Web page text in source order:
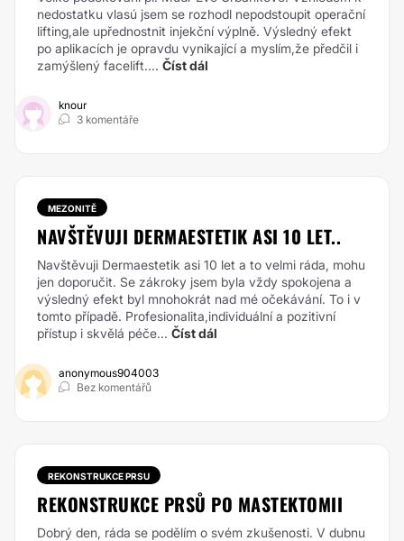
nedostatku vlasú jsem se rozhodl nepodstoupit operační
lifting,ale upřednostnit injekční výplně. Výsledný efekt
po aplikacích je opravdu vynikající a myslím,že předčil i
zamýšlený facelift.... Číst dál
knour
3 komentáře
MEZONITĚ
NAVŠTĚVUJI DERMAESTETIK ASI 10 LET..
Navštěvuji Dermaestetik asi 10 let a to velmi ráda, mohu
jen doporučit. Se zákroky jsem byla vždy spokojena a
výsledný efekt byl mnohokrát nad mé očekávání. To i v
tomto případě. Profesionalita,individuální a pozitivní
přístup i skvělá péče... Číst dál
anonymous904003
Bez komentářů
REKONSTRUKCE PRSU
REKONSTRUKCE PRSŮ PO MASTEKTOMII
Dobrý den, ráda se podělím o svém zkušenosti. V dubnu